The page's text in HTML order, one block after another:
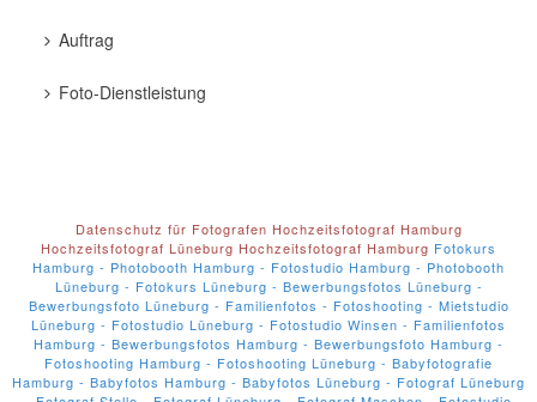
Auftrag
Foto-Dienstleistung
Datenschutz für Fotografen Hochzeitsfotograf Hamburg
Hochzeitsfotograf Lüneburg Hochzeitsfotograf Hamburg Fotokurs
Hamburg - Photobooth Hamburg - Fotostudio Hamburg - Photobooth
Lüneburg - Fotokurs Lüneburg - Bewerbungsfotos Lüneburg -
Bewerbungsfoto Lüneburg - Familienfotos - Fotoshooting - Mietstudio
Lüneburg - Fotostudio Lüneburg - Fotostudio Winsen - Familienfotos
Hamburg - Bewerbungsfotos Hamburg - Bewerbungsfoto Hamburg -
Fotoshooting Hamburg - Fotoshooting Lüneburg - Babyfotografie
Hamburg - Babyfotos Hamburg - Babyfotos Lüneburg - Fotograf Lüneburg